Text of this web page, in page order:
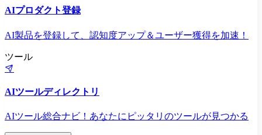
AIプロダクト登録
AI製品を登録して、認知度アップ＆ユーザー獲得を加速！
ツール
AIツールディレクトリ
AIツール総合ナビ！あなたにピッタリのツールが見つかる